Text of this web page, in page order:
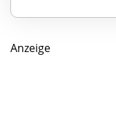
Anzeige